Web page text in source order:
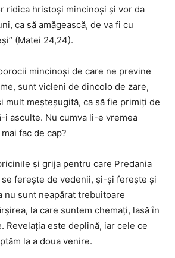
ridica hristoşi mincinoşi şi vor da
ca să amăgească, de va fi cu
(Matei 24,24).
mincinoşi de care ne previne
sunt vicleni de dincolo de zare,
mult meşteşugită, ca să fie primiţi de
i asculte. Nu cumva li-e vremea
fac de cap?
şi grija pentru care Predania
fereşte de vedenii, şi-şi fereşte şi
nu sunt neapărat trebuitoare
la care suntem chemaţi, lasă în
Revelaţia este deplină, iar cele ce
la a doua venire.